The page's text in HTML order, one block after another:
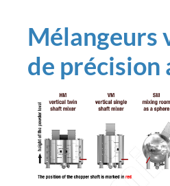
Mélangeurs
de précision